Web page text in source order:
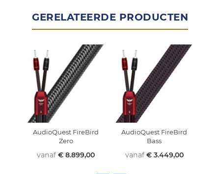
GERELATEERDE PRODUCTEN
AudioQuest FireBird
Zero
vanaf € 8.899,00
AudioQuest FireBird
Bass
vanaf € 3.449,00